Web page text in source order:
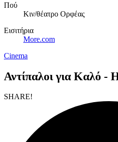
Πού
Κιν/θέατρο Ορφέας
Εισιτήρια
More.com
Cinema
Αντίπαλοι για Καλό
SHARE!